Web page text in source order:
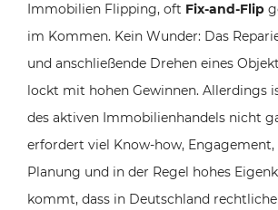
Immobilien Flipping, oft Fix-and-Flip
im Kommen. Kein Wunder: Das
und anschließende Drehen eines
lockt mit hohen Gewinnen. Allerdings
des aktiven Immobilienhandels nicht
erfordert viel Know-how,
Planung und in der Regel hohes
kommt, dass in Deutschland